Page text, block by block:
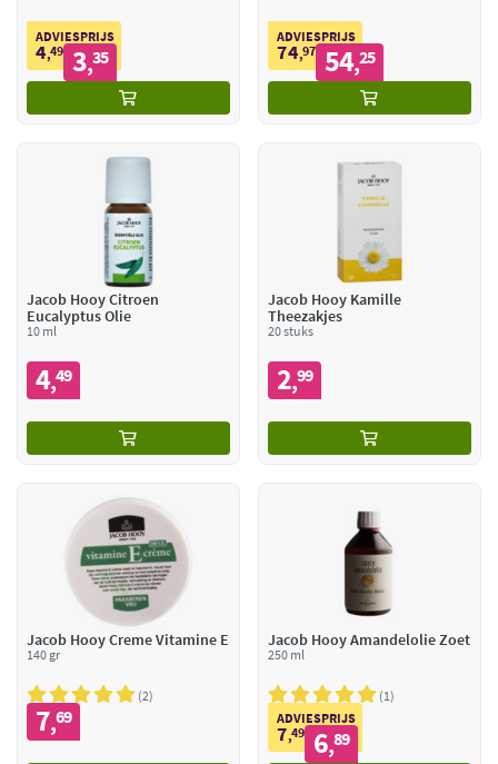
ADVIESPRIJS
4,49 3,35
ADVIESPRIJS
74,97 54,25
Jacob Hooy Citroen
Eucalyptus Olie
10 ml
4,49
Jacob Hooy Kamille
Theezakjes
20 stuks
2,99
Jacob Hooy Creme Vitamine E
140 gr
2
7,69
Jacob Hooy Amandelolie Zoet
250 ml
1
ADVIESPRIJS
7,49 6,89